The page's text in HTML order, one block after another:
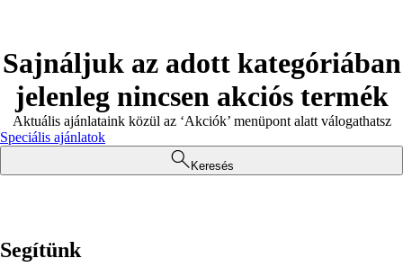
Sajnáljuk az adott kategóriában
jelenleg nincsen akciós termék
Aktuális ajánlataink közül az ‘Akciók’ menüpont alatt válogathatsz
Speciális ajánlatok
Keresés
Segítünk